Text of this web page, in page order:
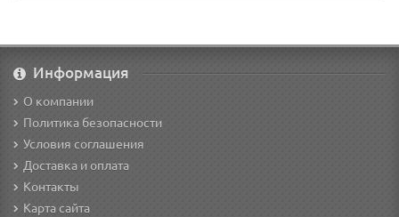
Информация
О компании
Политика безопасности
Условия соглашения
Доставка и оплата
Контакты
Карта сайта